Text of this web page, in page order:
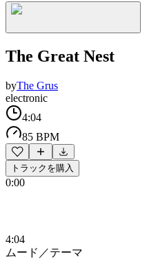
The Great Nest
byThe Grus
electronic
4:04
85 BPM
トラックを購入
0:00
4:04
ムード／テーマ